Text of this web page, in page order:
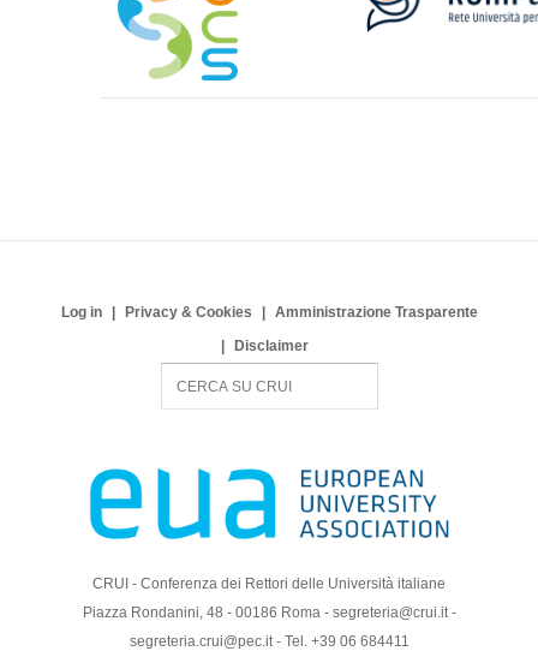
Log in Privacy & Cookies
Amministrazione Trasparente
Disclaimer
c
CRUI - Conferenza dei Rettori delle Università italiane
Piazza Rondanini, 48 - 00186 Roma - segreteria@crui.it -
segreteria.crui@pec.it - Tel. +39 06 684411